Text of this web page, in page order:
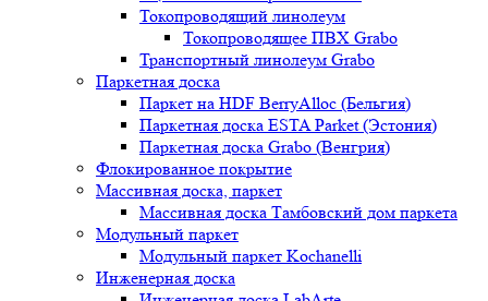
Токопроводящий линолеум
Токопроводящее ПВХ Grabo
Транспортный линолеум Grabo
Паркетная доска
Паркет на HDF BerryAlloc (Бельгия)
Паркетная доска ESTA Parket (Эстония)
Паркетная доска Grabo (Венгрия)
Флокированное покрытие
Массивная доска, паркет
Массивная доска Тамбовский дом паркета
Модульный паркет
Модульный паркет Kochanelli
Инженерная доска